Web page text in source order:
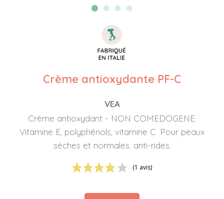
Crème antioxydante PF-C
VEA
Crème antioxydant - NON COMEDOGENE.
Vitamine E, polyphénols, vitamine C. Pour peaux
sèches et normales. anti-rides.
(1 avis)